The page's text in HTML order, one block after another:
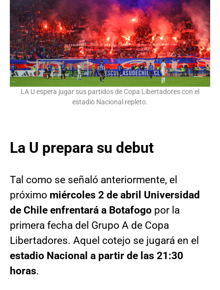
LA U espera jugar sus partidos de Copa Libertadores con el
estadio Nacional repleto.
La U prepara su debut
Tal como se señaló anteriormente, el
próximo miércoles 2 de abril Universidad
de Chile enfrentará a Botafogo por la
primera fecha del Grupo A de Copa
Libertadores. Aquel cotejo se jugará en el
estadio Nacional a partir de las 21:30
horas.